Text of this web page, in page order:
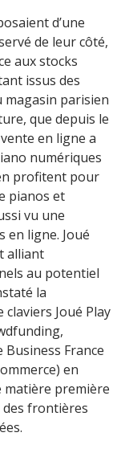
d’une
de leur côté,
aux stocks
issus des
magasin parisien
que depuis le
en ligne a
numériques
profitent pour
pianos et
vu une
ligne. Joué
alliant
au potentiel
la
Joué Play
France
en
matière première
frontières